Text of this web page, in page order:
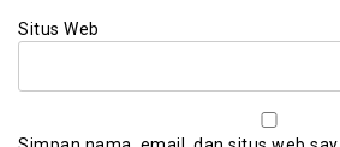
Situs Web